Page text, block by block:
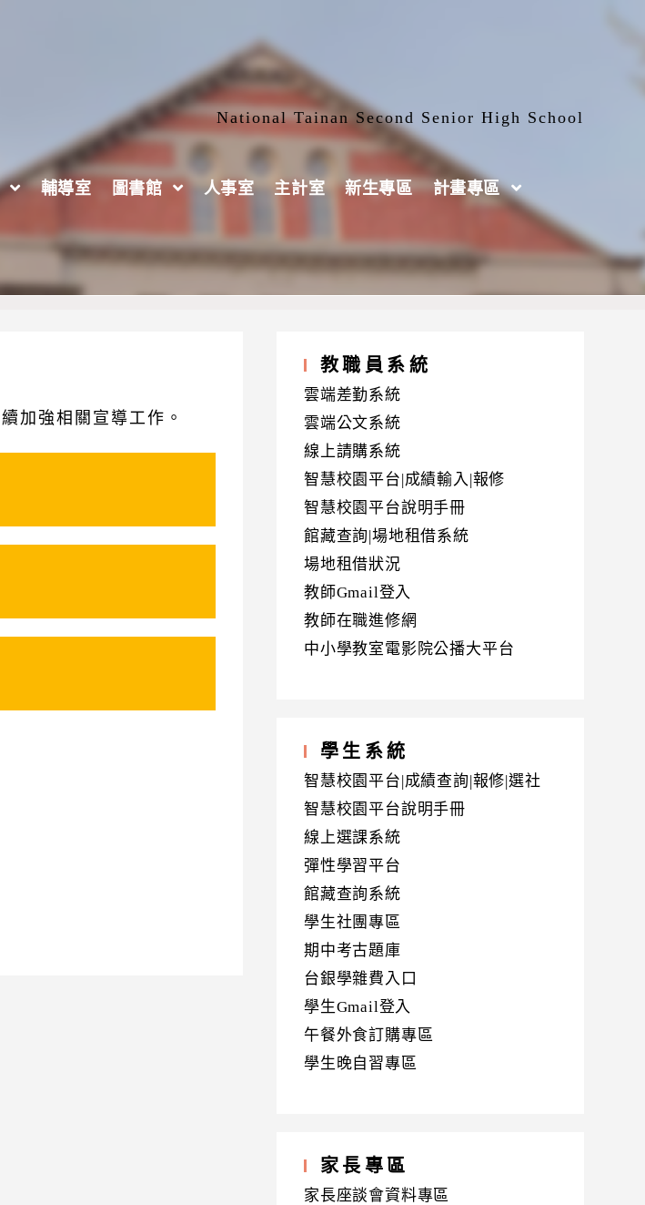
National Tainan Second Senior High School
輔導室 圖書館 人事室 主計室 新生專區 計畫專區
加強相關宣導工作。
教職員系統
雲端差勤系統
雲端公文系統
線上請購系統
智慧校園平台|成績輸入|報修
智慧校園平台說明手冊
館藏查詢|場地租借系統
場地租借狀況
教師Gmail登入
教師在職進修網
中小學教室電影院公播大平台
學生系統
智慧校園平台|成績查詢|報修|選社
智慧校園平台說明手冊
線上選課系統
彈性學習平台
館藏查詢系統
學生社團專區
期中考古題庫
台銀學雜費入口
學生Gmail登入
午餐外食訂購專區
學生晚自習專區
家長專區
家長座談會資料專區